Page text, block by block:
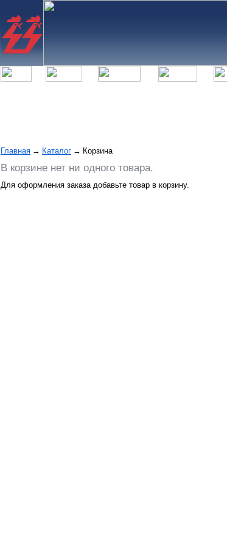
Главная → Каталог → Корзина
В корзине нет ни одного товара.
Для оформления заказа добавьте товар в корзину.